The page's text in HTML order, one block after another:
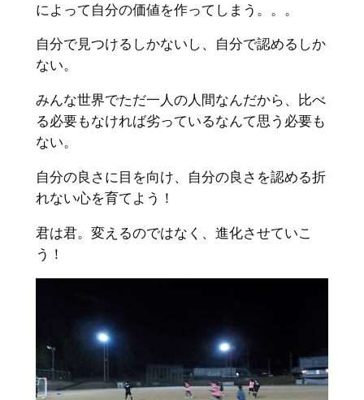
によって自分の価値を作ってしまう。。。
自分で見つけるしかないし、自分で認めるしか
ない。
みんな世界でただ一人の人間なんだから、比べ
る必要もなければ劣っているなんて思う必要も
ない。
自分の良さに目を向け、自分の良さを認める折
れない心を育てよう！
君は君。変えるのではなく、進化させていこ
う！